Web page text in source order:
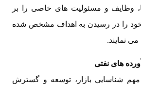
وظایف و مسئولیت های خاصی را بر
را در رسیدن به اهداف مشخص شده
می نمایند.
های نفتی
مهم شناسایی بازار، توسعه و گسترش